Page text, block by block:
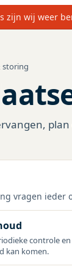
zijn wij weer
storing
vragen ieder
controle en
kan komen.